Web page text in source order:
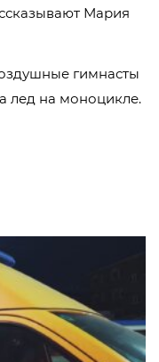
Мария
гимнасты
лед на моноцикле.